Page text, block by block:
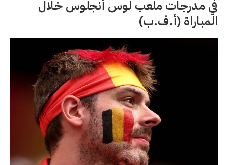
في مدرجات ملعب لوس أنجلوس خلال
المباراة (أ.ف.ب)